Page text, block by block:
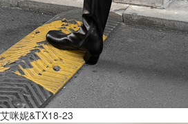
艾咪妮&TX18-23